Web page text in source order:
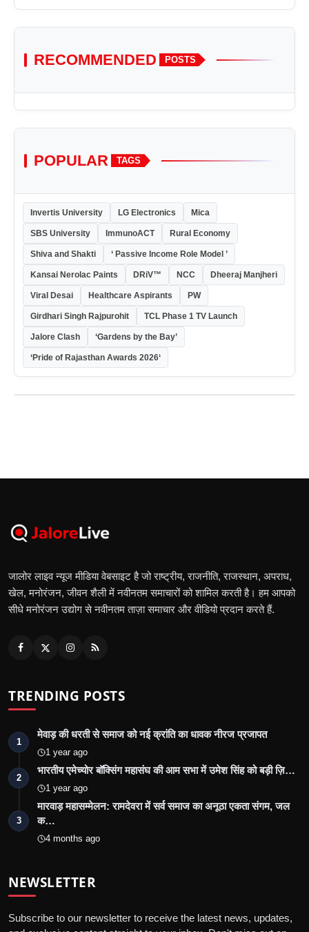
RECOMMENDED POSTS
POPULAR TAGS
Invertis University LG Electronics Mica
SBS University ImmunoACT Rural Economy
Shiva and Shakti ‘ Passive Income Role Model ’
Kansai Nerolac Paints DRiV™ NCC Dheeraj Manjheri
Viral Desai Healthcare Aspirants PW
Girdhari Singh Rajpurohit TCL Phase 1 TV Launch
Jalore Clash ‘Gardens by the Bay’
‘Pride of Rajasthan Awards 2026‘
जालोर लाइव न्यूज मीडिया वेबसाइट है जो राष्ट्रीय, राजनीति, राजस्थान, अपराध,
खेल, मनोरंजन, जीवन शैली में नवीनतम समाचारों को शामिल करती है। हम आपको
सीधे मनोरंजन उद्योग से नवीनतम ताज़ा समाचार और वीडियो प्रदान करते हैं.
TRENDING POSTS
1
मेवाड़ की धरती से समाज को नई क्रांति का धावक नीरज प्रजापत
1 year ago
2
भारतीय एमेच्योर बॉक्सिंग महासंघ की आम सभा में उमेश सिंह को बड़ी ज़ि…
1 year ago
3
मारवाड़ महासम्मेलन: रामदेवरा में सर्व समाज का अनूठा एकता संगम, जल
क…
4 months ago
NEWSLETTER
Subscribe to our newsletter to receive the latest news, updates,